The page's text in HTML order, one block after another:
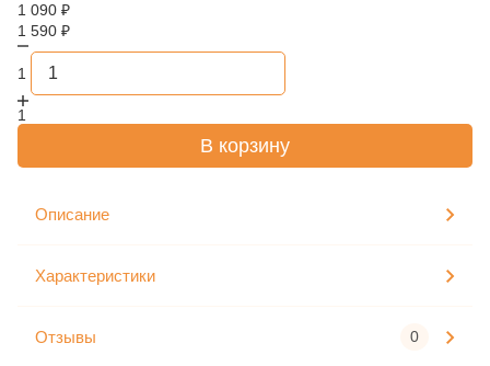
1 090 ₽
1 590 ₽
1
1
В корзину
Описание
Характеристики
Отзывы 0